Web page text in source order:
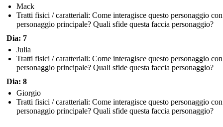
Mack
Tratti fisici / caratteriali: Come interagisce questo personaggio
personaggio principale? Quali sfide questa faccia personaggio?
Dia: 7
Julia
Tratti fisici / caratteriali: Come interagisce questo personaggio
personaggio principale? Quali sfide questa faccia personaggio?
Dia: 8
Giorgio
Tratti fisici / caratteriali: Come interagisce questo personaggio
personaggio principale? Quali sfide questa faccia personaggio?